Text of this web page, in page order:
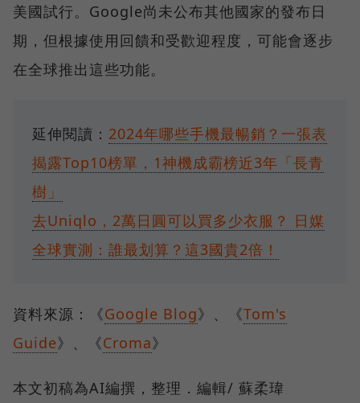
美國試行。Google尚未公布其他國家的發布日
期，但根據使用回饋和受歡迎程度，可能會逐步
在全球推出這些功能。
延伸閱讀： 2024年哪些手機最暢銷？一張表
揭露Top10榜單，1神機成霸榜近3年「長青
樹」
去Uniqlo，2萬日圓可以買多少衣服？ 日媒
全球實測：誰最划算？這3國貴2倍！
資料來源：《Google Blog》、《Tom's
Guide》、《Croma》
本文初稿為AI編撰，整理．編輯/ 蘇柔瑋